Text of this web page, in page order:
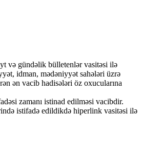
və gündəlik bülletenlər vasitəsi ilə
idman, mədəniyyət sahələri üzrə
ən vacib hadisələri öz oxucularına
zamanı istinad edilməsi vacibdir.
istifadə edildikdə hiperlink vasitəsi ilə